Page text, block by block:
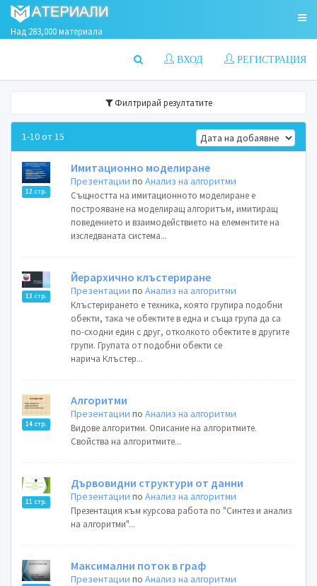
Над 283,000 материала
РЕГИСТРАЦИЯ
ВХОД
Филтрирай резултатите
1-10 от 15
12 стр.
Имитационно моделиране
Презентации поАнализ на алгоритми
Същността на имитационното моделиране е
построяване на моделиращ алгоритъм, имитиращ
поведението и взаимодействието на елементите на
изследваната система...
13 стр.
Йерархично клъстериране
Презентации поАнализ на алгоритми
Клъстерирането е техника, която групира подобни
обекти, така че обектите в една и съща група да са
по-сходни един с друг, отколкото обектите в другите
групи. Групата от подобни обекти се
нарича Клъстер...
14 стр.
Алгоритми
Презентации поАнализ на алгоритми
Видове алгоритми. Описание на алгоритмите.
Свойства на алгоритмите...
11 стр.
Дървовидни структури от данни
Презентации поАнализ на алгоритми
Презентация към курсова работа по "Синтез и анализ
на алгоритми"...
Максимални поток в граф
Презентации поАнализ на алгоритми